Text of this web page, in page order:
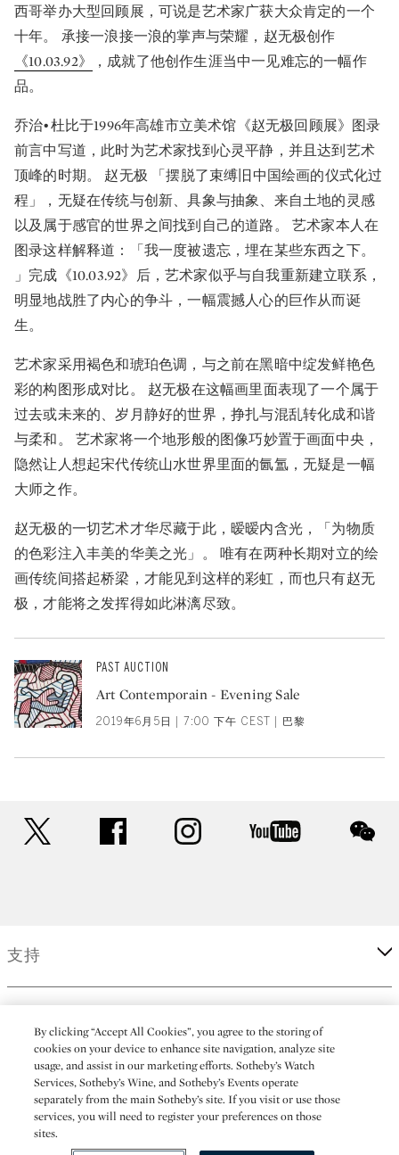
西哥举办大型回顾展，可说是艺术家广获大众肯定的一个
十年。 承接一浪接一浪的掌声与荣耀，赵无极创作
《10.03.92》
，成就了他创作生涯当中一见难忘的一幅作
品。
乔治•杜比于1996年高雄市立美术馆《赵无极回顾展》图录
前言中写道，此时为艺术家找到心灵平静，并且达到艺术
顶峰的时期。 赵无极 「摆脱了束缚旧中国绘画的仪式化过
程」，无疑在传统与创新、具象与抽象、来自土地的灵感
以及属于感官的世界之间找到自己的道路。 艺术家本人在
图录这样解释道：「我一度被遗忘，埋在某些东西之下。
」完成《10.03.92》后，艺术家似乎与自我重新建立联系，
明显地战胜了内心的争斗，一幅震撼人心的巨作从而诞
生。
艺术家采用褐色和琥珀色调，与之前在黑暗中绽发鲜艳色
彩的构图形成对比。 赵无极在这幅画里面表现了一个属于
过去或未来的、岁月静好的世界，挣扎与混乱转化成和谐
与柔和。 艺术家将一个地形般的图像巧妙置于画面中央，
隐然让人想起宋代传统山水世界里面的氤氲，无疑是一幅
大师之作。
赵无极的一切艺术才华尽藏于此，暧暧内含光，「为物质
的色彩注入丰美的华美之光」。 唯有在两种长期对立的绘
画传统间搭起桥梁，才能见到这样的彩虹，而也只有赵无
极，才能将之发挥得如此淋漓尽致。
PAST AUCTION
Art Contemporain - Evening Sale
2019年6月5日 | 7:00 下午 CEST | 巴黎
facebook instagram youtube
支持
更多
By clicking “Accept All Cookies”, you agree to the storing of
cookies on your device to enhance site navigation, analyze site
usage, and assist in our marketing efforts. Sotheby’s Watch
Services, Sotheby’s Wine, and Sotheby’s Events operate
separately from the main Sotheby’s site. If you visit or use those
services, you will need to register your preferences on those
sites.